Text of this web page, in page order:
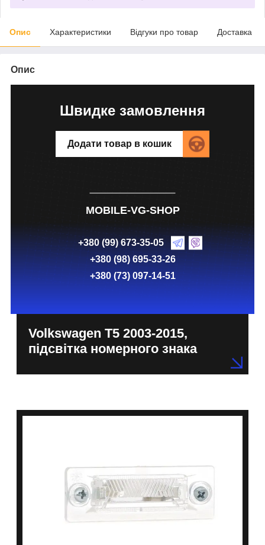
Опис Характеристики Відгуки про товар Доставка
Опис
Швидке замовлення
Додати товар в кошик
MOBILE-VG-SHOP
+380 (99) 673-35-05
+380 (98) 695-33-26
+380 (73) 097-14-51
Volkswagen T5 2003-2015,
підсвітка номерного знака